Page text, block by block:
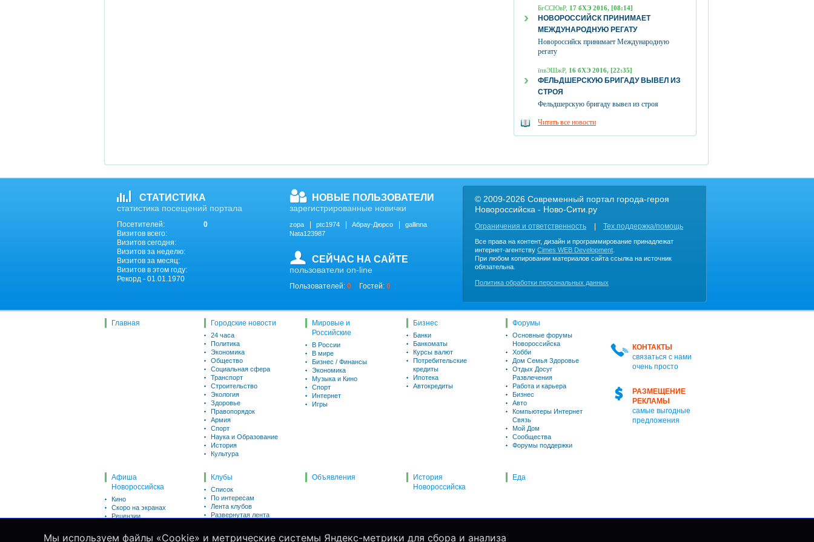
БгССЮвР, 17 бХЭ 2016, [08:14]
НОВОРОССИЙСК ПРИНИМАЕТ
МЕЖДУНАРОДНУЮ РЕГАТУ
Новороссийск принимает Международную
регату
їпвЭШжР, 16 бХЭ 2016, [22:35]
ФЕЛЬДШЕРСКУЮ БРИГАДУ ВЫВЕЛ ИЗ
СТРОЯ
Фельдшерскую бригаду вывел из строя
Читать все новости
© 2009-2026 Современный портал города-героя
Новороссийска - Ново-Сити.ру
Ограничения и ответственность Тех.поддержка/помощь
Все права на контент, дизайн и программирование принадлежат
интернет-агентству Cimes WEB Development
При любом копировании материалов сайта ссылка на источник
обязательна.
Политика обработки персональных данных
СТАТИСТИКА
статистика посещений портала
Посетителей:
0
Визитов всего:
Визитов сегодня:
Визитов за неделю:
Визитов за месяц:
Визитов в этом году:
Рекорд - 01.01.1970
НОВЫЕ ПОЛЬЗОВАТЕЛИ
зарегистрированные новички
zopa ptc1974 Абрау-Дюрсо
gallinna
Nata123987
СЕЙЧАС НА САЙТЕ
пользователи on-line
Пользователей: 0 Гостей: 0
КОНТАКТЫ
связаться с нами
очень просто
РАЗМЕЩЕНИЕ
РЕКЛАМЫ
самые выгодные
предложения
Главная Городские новости
24 часа
Политика
Экономика
Общество
Социальная сфера
Транспорт
Строительство
Экология
Здоровье
Правопорядок
Армия
Спорт
Наука и Образование
История
Культура
Мировые и
Российские
В России
В мире
Бизнес / Финансы
Экономика
Музыка и Кино
Спорт
Интернет
Игры
Бизнес
Банки
Банкоматы
Курсы валют
Потребительские
кредиты
Ипотека
Автокредиты
Форумы
Основные форумы
Новороссийска
Хобби
Дом Семья Здоровье
Отдых Досуг
Развлечения
Работа и карьера
Бизнес
Авто
Компьютеры Интернет
Связь
Мой Дом
Сообщества
Форумы поддержки
Афиша
Новороссийска
Кино
Скоро на экранах
Рецензии
Для детей
Клубы
Список
По интересам
Лента клубов
Развернутая лента
Список
Объявления
История
Новороссийска
Еда
Мы используем файлы «Cookie» и метрические системы Яндекс-метрики для сбора и анализа